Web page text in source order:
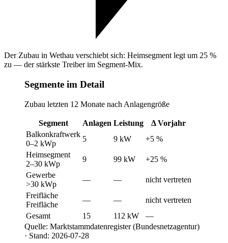
Der Zubau in Wethau verschiebt sich: Heimsegment legt um 25 %
zu — der stärkste Treiber im Segment-Mix.
Segmente im Detail
Zubau letzten 12 Monate nach Anlagengröße
Segment Anlagen Leistung
Δ Vorjahr
Balkonkraftwerk
0–2 kWp
5 9 kW
+5 %
Heimsegment
2–30 kWp
9 99 kW
+25 %
Gewerbe
>30 kWp
— —
nicht vertreten
Freifläche
Freifläche
— —
nicht vertreten
Gesamt
15 112 kW
—
Quelle: Marktstammdatenregister (Bundesnetzagentur)
· Stand: 2026-07-28